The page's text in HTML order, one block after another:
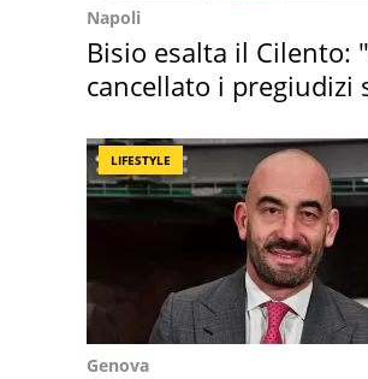
Napoli
Bisio esalta il Cilento:
cancellato i pregiudizi
LIFESTYLE
Genova